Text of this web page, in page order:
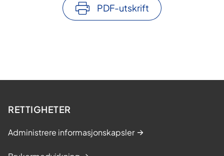
PDF-utskrift
RETTIGHETER
Administrere informasjonskapsler